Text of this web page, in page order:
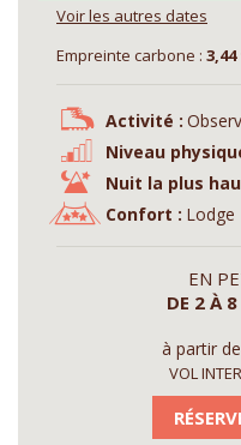
Voir les autres dates
Empreinte carbone :
Activité :
Niveau
Nuit la plus
Confort : Lodge
EN
DE 2 À
à partir de
VOL